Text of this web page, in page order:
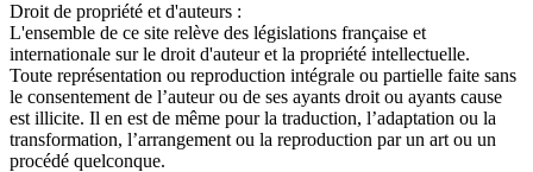
Droit de propriété et d'auteurs :
L'ensemble de ce site relève des législations française et
internationale sur le droit d'auteur et la propriété intellectuelle.
Toute représentation ou reproduction intégrale ou partielle faite sans
le consentement de l’auteur ou de ses ayants droit ou ayants cause
est illicite. Il en est de même pour la traduction, l’adaptation ou la
transformation, l’arrangement ou la reproduction par un art ou un
procédé quelconque.